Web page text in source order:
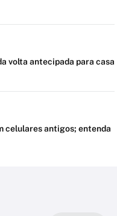
volta antecipada para casa
celulares antigos; entenda